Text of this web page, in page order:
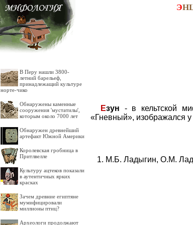
Э
В Перу нашли 3800-
летний барельеф,
принадлежащий культуре
норте-чико
Обнаружены каменные
сооружения 'мустатилы',
которым около 7000 лет
Обнаружен древнейший
артефакт Южной Америки
Королевская гробница в
Притлвелле
Культуру ацтеков показали
в аутентичных ярких
красках
Зачем древние египтяне
мумифицировали
миллионы птиц?
Археологи продолжают
Езун - в кельтской
«Гневный», изображался
М.Б. Ладыгин, О.М.